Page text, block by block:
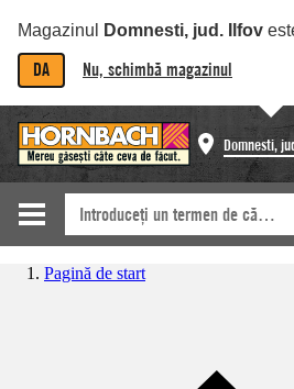
Magazinul Domnesti, jud. Ilfov
DA Nu, schimbă magazinul
Domnesti,
Pagină de start